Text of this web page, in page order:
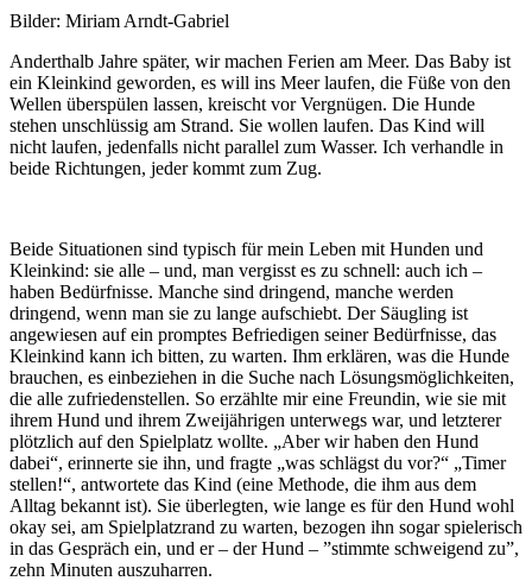
Bilder: Miriam Arndt-Gabriel
Anderthalb Jahre später, wir machen Ferien am Meer. Das Baby ist
ein Kleinkind geworden, es will ins Meer laufen, die Füße von den
Wellen überspülen lassen, kreischt vor Vergnügen. Die Hunde
stehen unschlüssig am Strand. Sie wollen laufen. Das Kind will
nicht laufen, jedenfalls nicht parallel zum Wasser. Ich verhandle in
beide Richtungen, jeder kommt zum Zug.
Beide Situationen sind typisch für mein Leben mit Hunden und
Kleinkind: sie alle – und, man vergisst es zu schnell: auch ich –
haben Bedürfnisse. Manche sind dringend, manche werden
dringend, wenn man sie zu lange aufschiebt. Der Säugling ist
angewiesen auf ein promptes Befriedigen seiner Bedürfnisse, das
Kleinkind kann ich bitten, zu warten. Ihm erklären, was die Hunde
brauchen, es einbeziehen in die Suche nach Lösungsmöglichkeiten,
die alle zufriedenstellen. So erzählte mir eine Freundin, wie sie mit
ihrem Hund und ihrem Zweijährigen unterwegs war, und letzterer
plötzlich auf den Spielplatz wollte. „Aber wir haben den Hund
dabei“, erinnerte sie ihn, und fragte „was schlägst du vor?“ „Timer
stellen!“, antwortete das Kind (eine Methode, die ihm aus dem
Alltag bekannt ist). Sie überlegten, wie lange es für den Hund wohl
okay sei, am Spielplatzrand zu warten, bezogen ihn sogar spielerisch
in das Gespräch ein, und er– der Hund – ”stimmte schweigend zu”,
zehn Minuten auszuharren.